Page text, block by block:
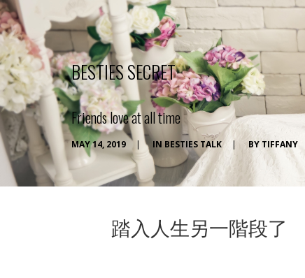
Open
Showroom
Paperwork
BESTIES SECRET
Friends love at all time
MAY 14, 2019 | IN BESTIES TALK | BY TIFFANY
踏入人生另一階段了